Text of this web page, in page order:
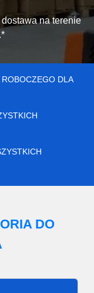
na terenie
ROBOCZEGO DLA
DO